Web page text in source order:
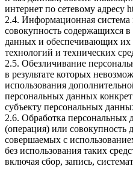
интернет по сетевому адресу
2.4. Информационная
совокупность содержащихся
данных и обеспечивающих
технологий и технических
2.5. Обезличивание
в результате которых
использования
персональных данных
субъекту персональных
2.6. Обработка
(операция) или совокупность
совершаемых с
без использования таких
включая сбор, запись,